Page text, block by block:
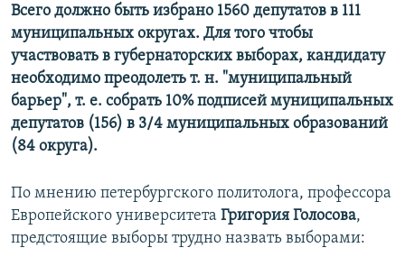
Всего должно быть избрано 1560 депутатов в 111
муниципальных округах. Для того чтобы
участвовать в губернаторских выборах, кандидату
необходимо преодолеть т. н. "муниципальный
барьер", т. е. собрать 10% подписей муниципальных
депутатов (156) в 3/4 муниципальных образований
(84 округа).
По мнению петербургского политолога, профессора
Европейского университета Григория Голосова,
предстоящие выборы трудно назвать выборами: